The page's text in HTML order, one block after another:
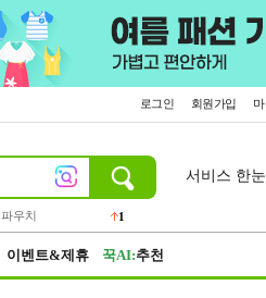
로그인 회원가입
파우치
1
서비스 한눈
이벤트&제휴 꾹AI:추천